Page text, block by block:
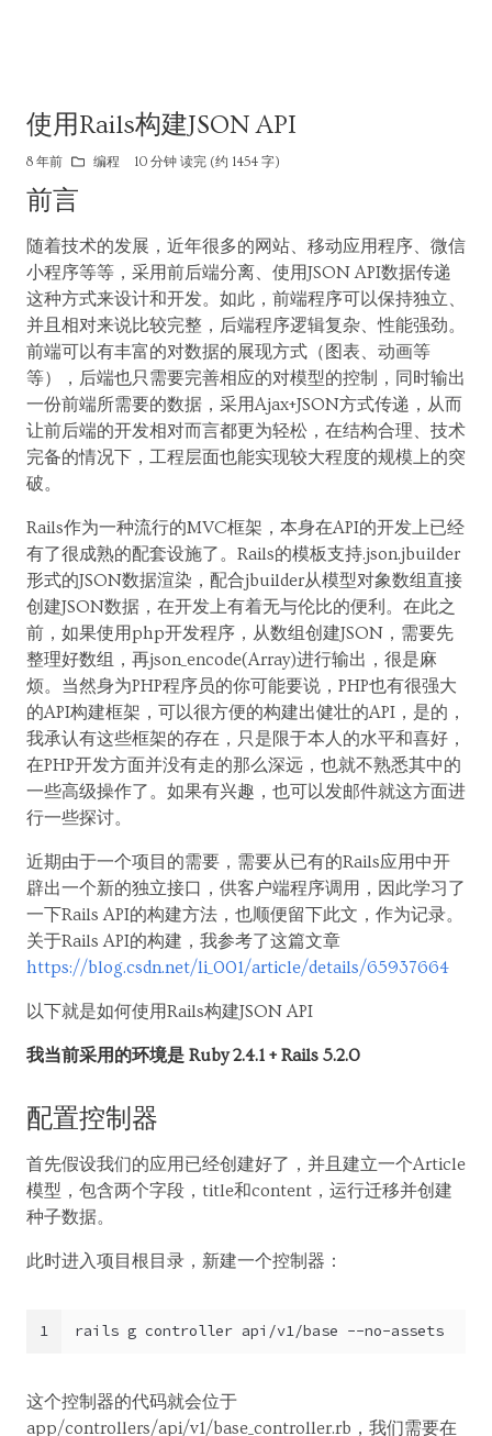
使用Rails构建JSON API
8 年前 编程 10 分钟 读完 (约 1454 字)
前言
随着技术的发展，近年很多的网站、移动应用程序、微信
小程序等等，采用前后端分离、使用JSON API数据传递
这种方式来设计和开发。如此，前端程序可以保持独立、
并且相对来说比较完整，后端程序逻辑复杂、性能强劲。
前端可以有丰富的对数据的展现方式（图表、动画等
等），后端也只需要完善相应的对模型的控制，同时输出
一份前端所需要的数据，采用Ajax+JSON方式传递，从而
让前后端的开发相对而言都更为轻松，在结构合理、技术
完备的情况下，工程层面也能实现较大程度的规模上的突
破。
Rails作为一种流行的MVC框架，本身在API的开发上已经
有了很成熟的配套设施了。Rails的模板支持.json.jbuilder
形式的JSON数据渲染，配合jbuilder从模型对象数组直接
创建JSON数据，在开发上有着无与伦比的便利。在此之
前，如果使用php开发程序，从数组创建JSON，需要先
整理好数组，再json_encode(Array)进行输出，很是麻
烦。当然身为PHP程序员的你可能要说，PHP也有很强大
的API构建框架，可以很方便的构建出健壮的API，是的，
我承认有这些框架的存在，只是限于本人的水平和喜好，
在PHP开发方面并没有走的那么深远，也就不熟悉其中的
一些高级操作了。如果有兴趣，也可以发邮件就这方面进
行一些探讨。
近期由于一个项目的需要，需要从已有的Rails应用中开
辟出一个新的独立接口，供客户端程序调用，因此学习了
一下Rails API的构建方法，也顺便留下此文，作为记录。
关于Rails API的构建，我参考了这篇文章
https://blog.csdn.net/li_001/article/details/65937664
以下就是如何使用Rails构建JSON API
我当前采用的环境是 Ruby 2.4.1 + Rails 5.2.0
配置控制器
首先假设我们的应用已经创建好了，并且建立一个Article
模型，包含两个字段，title和content，运行迁移并创建
种子数据。
此时进入项目根目录，新建一个控制器：
1 rails g controller api/v1/base --no-assets
这个控制器的代码就会位于
app/controllers/api/v1/base_controller.rb，我们需要在